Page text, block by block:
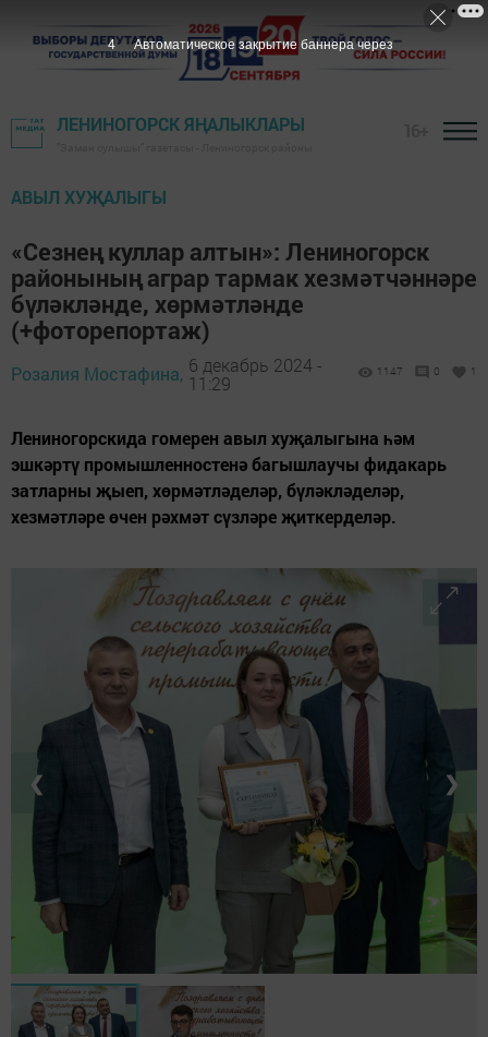
ЛЕНИНОГОРСК ЯҢАЛЫКЛАРЫ
АВЫЛ ХУҖАЛЫГЫ
«Сезнең куллар алтын»: Лениногорск
районының аграр тармак хезмәтчәннәре
бүләкләнде, хөрмәтләнде
(+фоторепортаж)
Розалия Мостафина, 6 декабрь 2024 -
11:29
1147 0 1
Лениногорскида гомерен авыл хуҗалыгына һәм
эшкәртү промышленностенә багышлаучы фидакарь
затларны җыеп, хөрмәтләделәр, бүләкләделәр,
хезмәтләре өчен рәхмәт сүзләре җиткерделәр.
❮ ❯
2 Автоматическое закрытие баннера через